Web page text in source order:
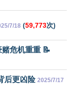
7/18 (59,773次)
危机重重 📝
后更凶险 2025/7/17